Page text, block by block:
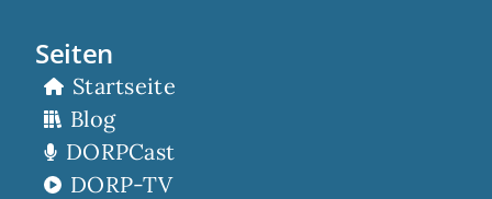
Seiten
Startseite
Blog
DORPCast
DORP-TV